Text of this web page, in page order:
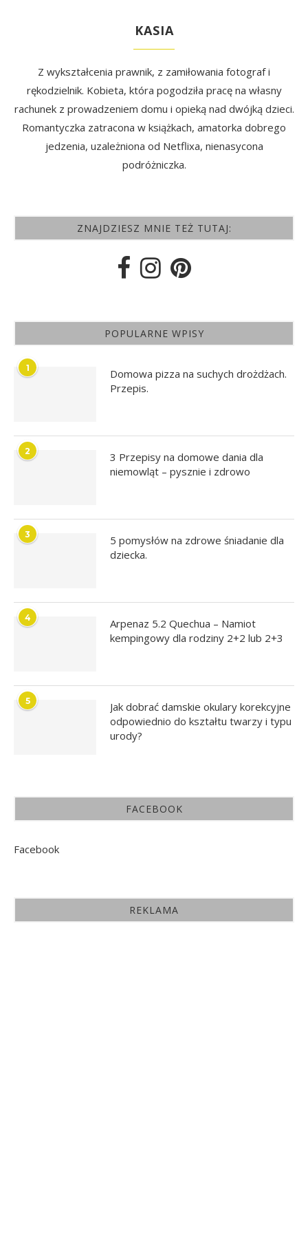
KASIA
Z wykształcenia prawnik, z zamiłowania fotograf i
rękodzielnik. Kobieta, która pogodziła pracę na własny
rachunek z prowadzeniem domu i opieką nad dwójką dzieci.
Romantyczka zatracona w książkach, amatorka dobrego
jedzenia, uzależniona od Netflixa, nienasycona
podróżniczka.
ZNAJDZIESZ MNIE TEŻ TUTAJ:
POPULARNE WPISY
1
Domowa pizza na suchych drożdżach.
Przepis.
2
3 Przepisy na domowe dania dla
niemowląt – pysznie i zdrowo
3
5 pomysłów na zdrowe śniadanie dla
dziecka.
4
Arpenaz 5.2 Quechua – Namiot
kempingowy dla rodziny 2+2 lub 2+3
5
Jak dobrać damskie okulary korekcyjne
odpowiednio do kształtu twarzy i typu
urody?
FACEBOOK
Facebook
REKLAMA